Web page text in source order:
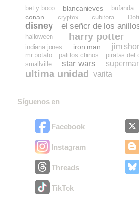
betty boop blancanieves bufanda
conan cryptex cubitera
disney el señor de los
halloween harry potter
indiana jones
iron man jim
mr potato palillos chinos piratas del
smallville
star wars
ultima unidad varita
Síguenos en
Facebook
Instagram
Threads
TikTok